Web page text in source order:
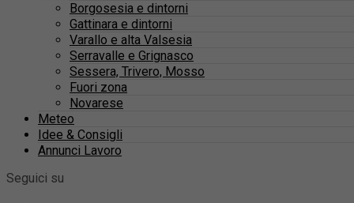
Borgosesia e dintorni
Gattinara e dintorni
Varallo e alta Valsesia
Serravalle e Grignasco
Sessera, Trivero, Mosso
Fuori zona
Novarese
Meteo
Idee & Consigli
Annunci Lavoro
Seguici su